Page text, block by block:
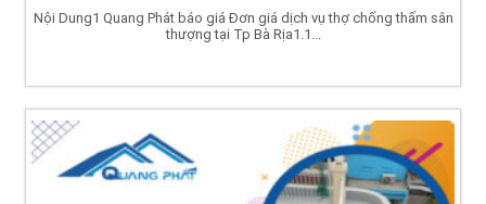
Nội Dung1 Quang Phát báo giá Đơn giá dịch vụ thợ chống thấm sân
thượng tại Tp Bà Rịa1.1...